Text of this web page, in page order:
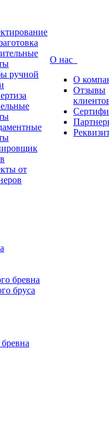
ручной
от
О нас
О
Отзывы
бревна
бруса